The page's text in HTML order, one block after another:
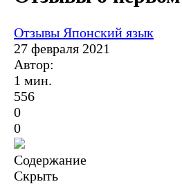
Отзывы Японский язык
27 февраля 2021
Автор:
1 мин.
556
0
0
Содержание
Скрыть